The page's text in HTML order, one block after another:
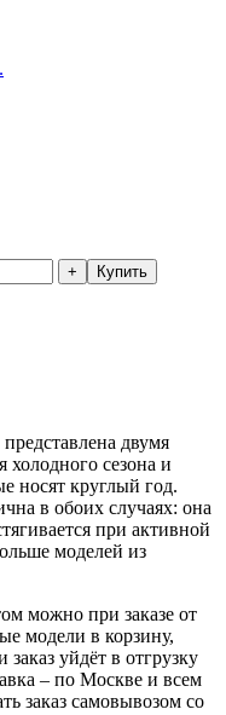
двумя
сезона и
носят круглый год.
в обоих случаях: она
при активной
моделей из
можно при заказе от
модели в корзину,
уйдёт в отгрузку
– по Москве и всем
заказ самовывозом со